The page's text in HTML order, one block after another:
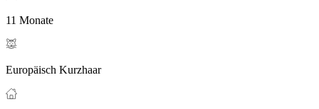
11 Monate
Europäisch Kurzhaar